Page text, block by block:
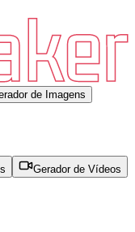
de Imagens
Gerador de Vídeos